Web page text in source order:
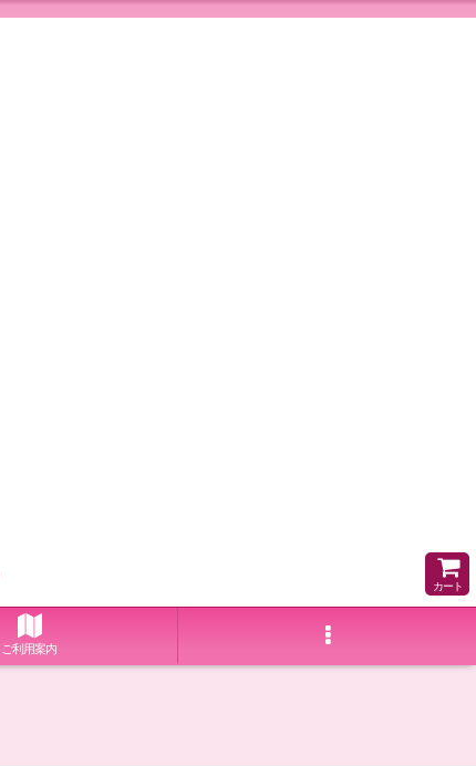
カート
ご利用案内